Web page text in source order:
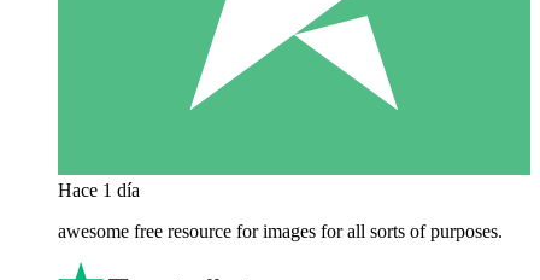
Hace 1 día
awesome free resource for images for all sorts of purposes.